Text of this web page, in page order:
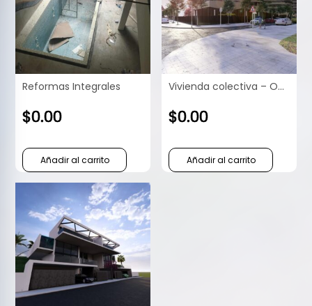
Reformas Integrales
$0.00
Añadir al carrito
Vivienda colectiva – Obra nueva
$0.00
Añadir al carrito